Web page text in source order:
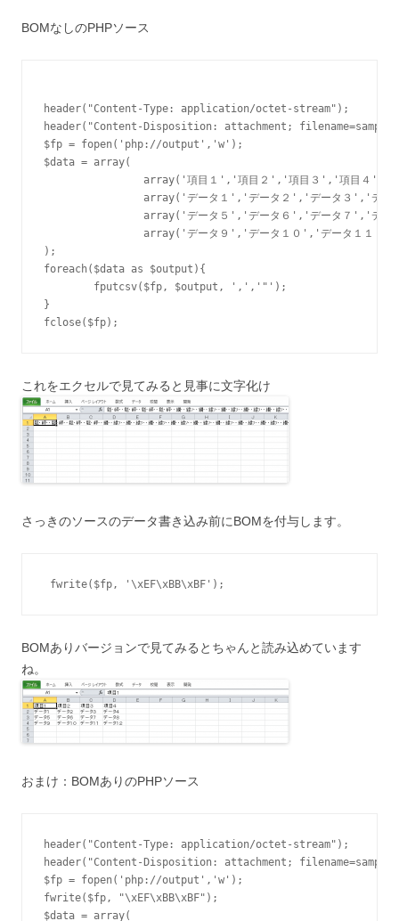
BOMなしのPHPソース
header("Content-Type: application/octet-stream");
header("Content-Disposition: attachment;
$fp = fopen('php://output','w');
$data = array(
);
foreach($data as $output){
}
これをエクセルで見てみると見事に文字化け
さっきのソースのデータ書き込み前にBOMを付与します。
fwrite($fp, '\xEF\xBB\xBF');
BOMありバージョンで見てみるとちゃんと読み込めています
ね。
おまけ：BOMありのPHPソース
header("Content-Type: application/octet-stream");
header("Content-Disposition: attachment;
$fp = fopen('php://output','w');
fwrite($fp, "\xEF\xBB\xBF");
$data = array(